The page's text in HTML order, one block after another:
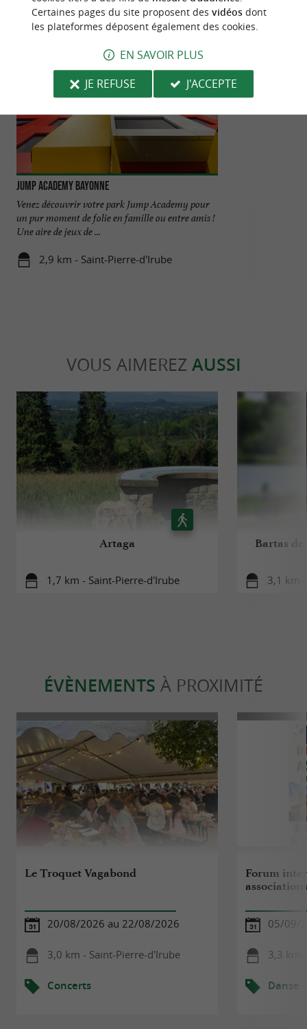
Jump Academy Bayonne
Venez découvrir votre park Jump Academy pour
un pur moment de folie en famille ou entre amis !
Une aire de jeux de ...
2,9 km - Saint-Pierre-d'Irube
VOUS AIMEREZ AUSSI
Artaga
1,7 km - Saint-Pierre-d'Irube
Bartas
3,1 km
ÉVÈNEMENTS À PROXIMITÉ
Le Troquet Vagabond
20/08/2026 au 22/08/2026
3,0 km - Saint-Pierre-d'Irube
Concerts
Forum
05/09/
3,3 km
Danse
Certaines pages du site proposent des vidéosdont
les plateformes déposent également des cookies.
EN SAVOIR PLUS
JE REFUSE
J'ACCEPTE